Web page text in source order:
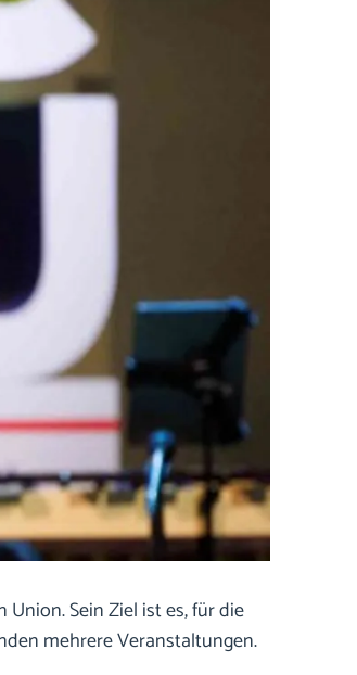
Sein Ziel ist es, für die
mehrere Veranstaltungen.